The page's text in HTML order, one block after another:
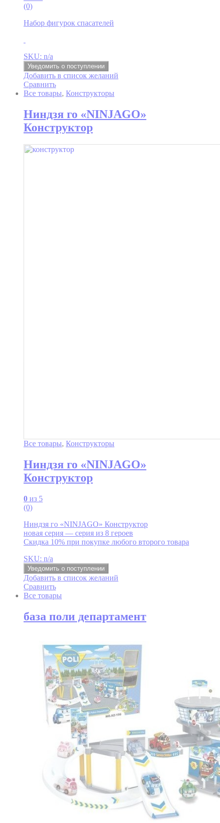
(0)
Набор фигурок спасателей
SKU: n/a
Уведомить о поступлении
Добавить в список желаний
Сравнить
Все товары, Конструкторы
Ниндзя го «NINJAGO»
Конструктор
Все товары, Конструкторы
Ниндзя го «NINJAGO»
Конструктор
0 из 5
(0)
Ниндзя го «NINJAGO» Конструктор
новая серия — серия из 8 героев
Скидка 10% при покупке любого второго товара
SKU: n/a
Уведомить о поступлении
Добавить в список желаний
Сравнить
Все товары
база поли департамент